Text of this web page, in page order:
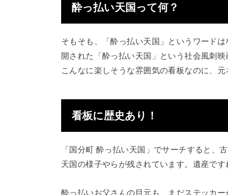
酔っ払い天国って何？
そもそも、「酔っ払い天国」というワード
開された「酔っ払い天国」という社会風刺映
こんなに楽しそうな雰囲気の看板なのに、
看板に歴史あり！
「国分町 酔っ払い天国」でサーチすると、
天国の様子やらが残されています。遺産です
酔っ払いお父さんの目元も、まだステッカー